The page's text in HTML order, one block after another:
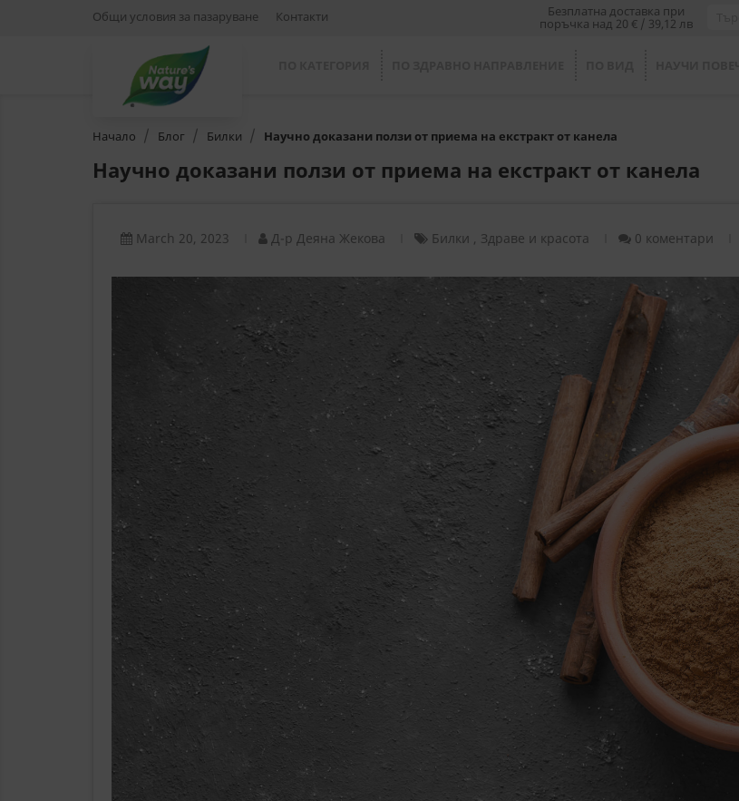
Общи условия за пазаруване Контакти Безплатна доставка при
поръчка над 20 € / 39,12 лв
Начало Блог Билки Научно доказани ползи от приема на екстракт от канела
Научно доказани ползи от приема на екстракт от канела
March 20, 2023 Д-р Деяна Жекова Билки , Здраве и красота 0 коментари